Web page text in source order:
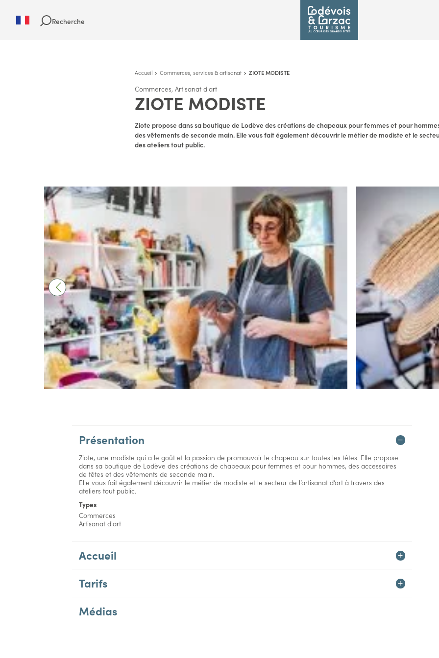
Recherche
Accueil Commerces, services & artisanat ZIOTE MODISTE
Commerces, Artisanat d'art
ZIOTE MODISTE
Ziote propose dans sa boutique de Lodève des créations de chapeaux pour femmes et pour
des vêtements de seconde main. Elle vous fait également découvrir le métier de modiste et le
des ateliers tout public.
Présentation
Ziote, une modiste qui a le goût et la passion de promouvoir le chapeau sur toutes les têtes. Elle propose
dans sa boutique de Lodève des créations de chapeaux pour femmes et pour hommes, des accessoires
de têtes et des vêtements de seconde main.
Elle vous fait également découvrir le métier de modiste et le secteur de l’artisanat d’art à travers des
ateliers tout public.
Types
Commerces
Artisanat d'art
Accueil
Tarifs
Médias